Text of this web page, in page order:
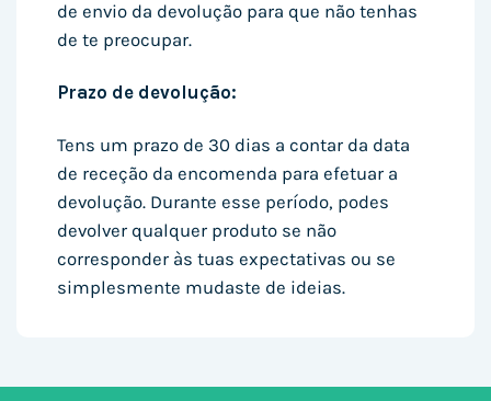
de envio da devolução para que não tenhas
de te preocupar.
Prazo de devolução:
Tens um prazo de 30 dias a contar da data
de receção da encomenda para efetuar a
devolução. Durante esse período, podes
devolver qualquer produto se não
corresponder às tuas expectativas ou se
simplesmente mudaste de ideias.